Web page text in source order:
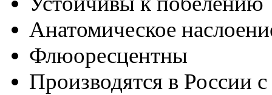
Анатомическое
Флюоресцентны
Производятся в России